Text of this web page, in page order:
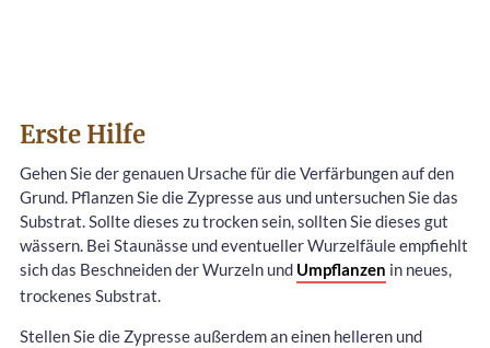
Erste Hilfe
Gehen Sie der genauen Ursache für die Verfärbungen auf den
Grund. Pflanzen Sie die Zypresse aus und untersuchen Sie das
Substrat. Sollte dieses zu trocken sein, sollten Sie dieses gut
wässern. Bei Staunässe und eventueller Wurzelfäule empfiehlt
sich das Beschneiden der Wurzeln und Umpflanzen in neues,
trockenes Substrat.
Stellen Sie die Zypresse außerdem an einen helleren und